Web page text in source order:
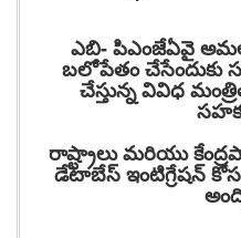
ఎబి- పిఎంజేఏవై
బలోపేతం చేసేందుకు
చేస్తున్న వివిధ
రాష్ట్రాలు మరియు
డేటాబేస్ ఇంటిగ్రేషన్